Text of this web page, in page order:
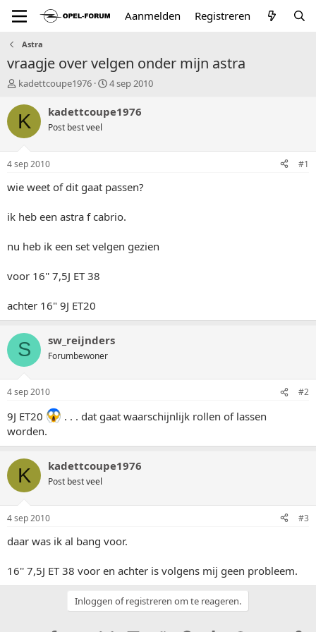
Aanmelden Registreren
Astra
vraagje over velgen onder mijn astra
T
p
a
r
r
kadettcoupe1976
S
a
u
4 sep 2010
K kadettcoupe1976
Post best veel
4 sep 2010 #1
wie weet of dit gaat passen?
ik heb een astra f cabrio.
nu heb ik een set velgen gezien
voor 16'' 7,5J ET 38
achter 16" 9J ET20
S sw_reijnders
Forumbewoner
4 sep 2010 #2
9J ET20
. . . dat gaat waarschijnlijk rollen of lassen
worden.
K kadettcoupe1976
Post best veel
4 sep 2010 #3
daar was ik al bang voor.
16'' 7,5J ET 38 voor en achter is volgens mij geen probleem.
Inloggen of registreren om te reageren.